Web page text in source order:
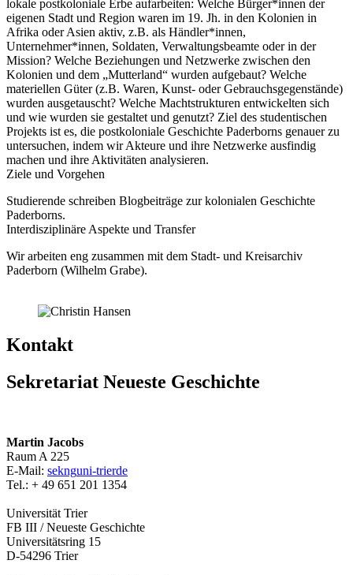
lokale postkoloniale Erbe aufarbeiten: Welche Bürger*innen der
eigenen Stadt und Region waren im 19. Jh. in den Kolonien in
Afrika oder Asien aktiv, z.B. als Händler*innen,
Unternehmer*innen, Soldaten, Verwaltungsbeamte oder in der
Mission? Welche Beziehungen und Netzwerke zwischen den
Kolonien und dem „Mutterland“ wurden aufgebaut? Welche
materiellen Güter (z.B. Waren, Kunst- oder Gebrauchsgegenstände)
wurden ausgetauscht? Welche Machtstrukturen entwickelten sich
und wie wurden sie gestaltet und genutzt? Ziel des studentischen
Projekts ist es, die postkoloniale Geschichte Paderborns genauer zu
untersuchen, indem wir Akteure und ihre Netzwerke ausfindig
machen und ihre Aktivitäten analysieren.
Ziele und Vorgehen
Studierende schreiben Blogbeiträge zur kolonialen Geschichte
Paderborns.
Interdisziplinäre Aspekte und Transfer
Wir arbeiten eng zusammen mit dem Stadt- und Kreisarchiv
Paderborn (Wilhelm Grabe).
Kontakt
Sekretariat Neueste Geschichte
Martin Jacobs
Raum A 225
E-Mail: seknguni-trierde
Tel.: + 49 651 201 1354
Universität Trier
FB III / Neueste Geschichte
Universitätsring 15
D-54296 Trier